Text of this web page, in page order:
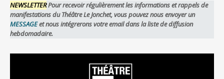
NEWSLETTERPour recevoir régulièrement les informations et rappels de
manifestations du Théâtre Le Jonchet, vous pouvez nous envoyer un
MESSAGEet nous intégrerons votre email dans la liste de diffusion
hebdomadaire.